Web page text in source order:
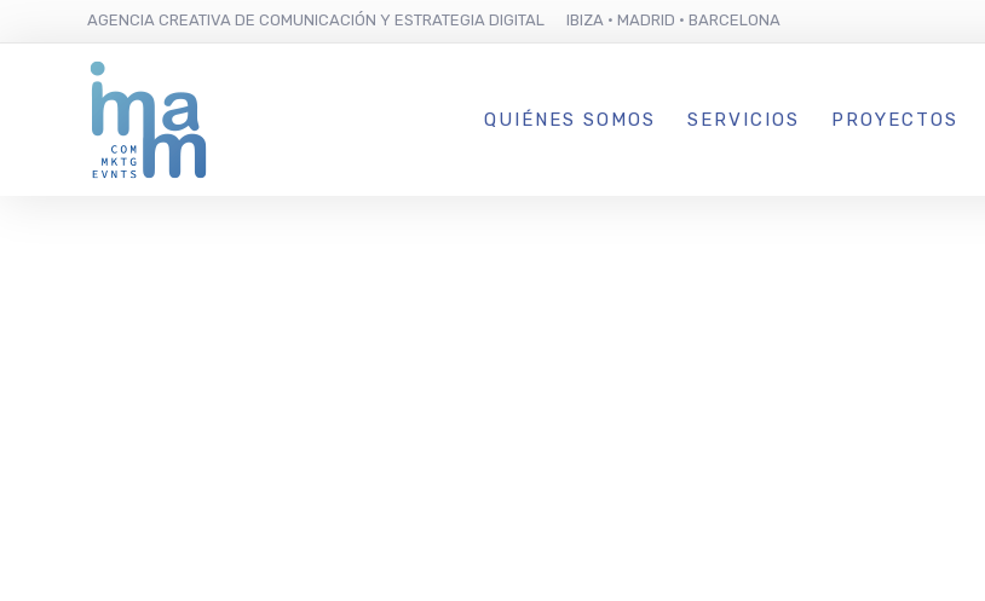
AGENCIA CREATIVA DE COMUNICACIÓN Y ESTRATEGIA DIGITAL IBIZA · MADRID · BARCELONA
QUIÉNES SOMOS SERVICIOS PROYECTOS